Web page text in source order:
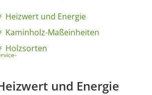
Heizwert und Energie
Kaminholz-Maßeinheiten
Holzsorten
und Energie